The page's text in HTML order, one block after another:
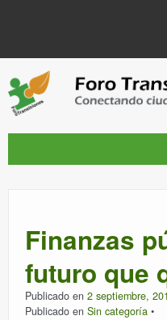
PUBLICACIONES +
RED AMIG@S DEL FORO
Finanzas
futuro que
Publicado en 2 septiembre,
Publicado en Sin categoría